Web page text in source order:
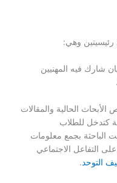
وهي:
شارك فيه المهنيين
الحالية والمقالات
كتدخل للطلاب
الباحثة بجمع معلومات
التفاعل الاجتماعي
التوحد.